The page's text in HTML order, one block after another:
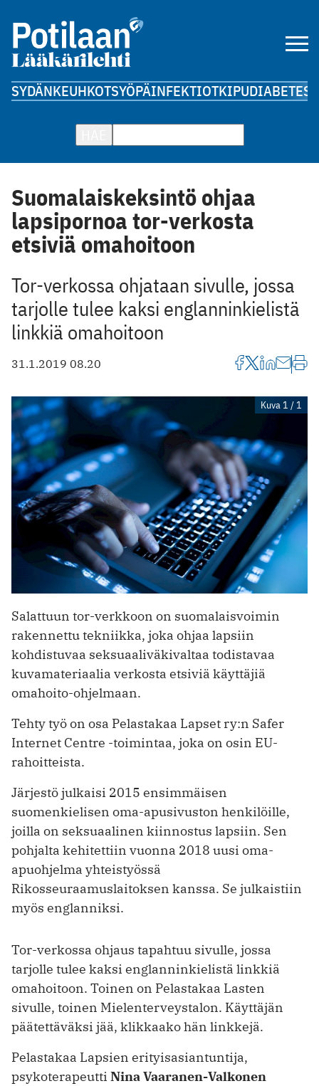
SYDÄNKEUHKOTSYÖPÄINFEKTIOTKIPUDIABETES
Suomalaiskeksintö ohjaa
lapsipornoa tor-verkosta
etsiviä omahoitoon
Tor-verkossa ohjataan sivulle, jossa
tarjolle tulee kaksi englanninkielistä
linkkiä omahoitoon
31.1.2019 08.20
Kuva 1 / 1
Salattuun tor-verkkoon on suomalaisvoimin
rakennettu tekniikka, joka ohjaa lapsiin
kohdistuvaa seksuaaliväkivaltaa todistavaa
kuvamateriaalia verkosta etsiviä käyttäjiä
omahoito-ohjelmaan.
Tehty työ on osa Pelastakaa Lapset ry:n Safer
Internet Centre -toimintaa, joka on osin EU-
rahoitteista.
Järjestö julkaisi 2015 ensimmäisen
suomenkielisen oma-apusivuston henkilöille,
joilla on seksuaalinen kiinnostus lapsiin. Sen
pohjalta kehitettiin vuonna 2018 uusi oma-
apuohjelma yhteistyössä
Rikosseuraamuslaitoksen kanssa. Se julkaistiin
myös englanniksi.
Tor-verkossa ohjaus tapahtuu sivulle, jossa
tarjolle tulee kaksi englanninkielistä linkkiä
omahoitoon. Toinen on Pelastakaa Lasten
sivulle, toinen Mielenterveystalon. Käyttäjän
päätettäväksi jää, klikkaako hän linkkejä.
Pelastakaa Lapsien erityisasiantuntija,
psykoterapeutti Nina Vaaranen-Valkonen